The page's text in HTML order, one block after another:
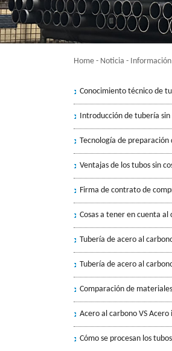
Home - Noticia -
Conocimiento técnico de
Introducción de tubería sin
Tecnología de
Ventajas de los tubos sin
Firma de contrato de
Cosas a tener en cuenta
Tubería de acero al
Tubería de acero al
Comparación de
Acero al carbono VS Acero
Cómo se procesan los